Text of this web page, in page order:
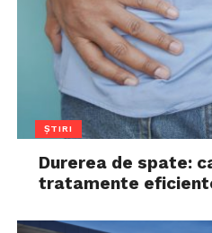
ȘTIRI
Durerea de spate:
tratamente